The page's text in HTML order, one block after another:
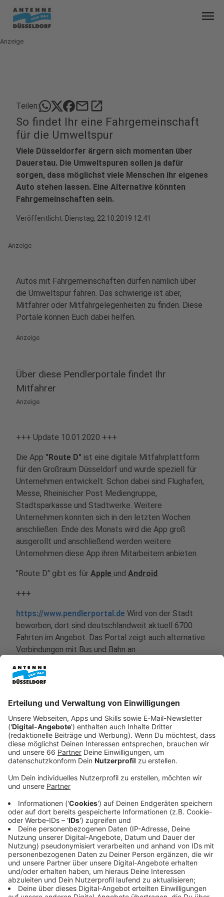
menu
Anzeige
Teilen: mailopen_in_new
So findet Ihr eine Fahrgemeinschaft
für die Umweltspur
Viele Düsseldorfer ärgern sich momentan über
Dauerstau. Die Umweltspuren sollen ja dafür
sorgen, dass möglichst viele Menschen ihr eigenes
Auto stehen lassen. Eine Alternative könnten
Fahrgemeinschaften sein.
Veröffentlicht: Dienstag, 22.10.2019 12:41
Anzeige
Autos mit Fahrgemeinschaften dürfen nämlich über
die Umweltspur fahren. Das schwierige ist aber,
Mitfahrer oder Mitfahrgelegenheiten zu finden. Diese
Portale können Euch dabei helfen.
Anzeige
Über diese Pendlerportale findet Ihr
Mitfahrer
Anzeige
+++ Update 10.01.2020 +++
Die App "Route D" ist eine digitale Mitfahrplattform
für den Großraum Düsseldorf und wurde speziell für
Unternehmen entwickelt. Schon dabei sind Flughafen,
Messe, Rheinischer Post Mediengruppe,
Stadtsparkasse und Stadtwerke. Weitere
Unternehmen konnten sich in den letzten Wochen
anschließen. Ende des Monats wird die App groß
ausgerollt und anschließend werden weitere
Unternehmen diese App ihren Mitarbeitern anbieten.
"Route D" gibt es für Apple und Android.
+++
https://www.pendlerportal.de Wird von der Stadt
beworben, dort sind deutschlandweit aktuell 6700
Fahrten im Angebot. Das Portal zeigt auch alternative
Verbindungen mit Bus und Bahn an.
https://www.adac-mitfahrclub.de
hier sieht man auch direkt den Preis
https://www.twogo.com/deAngebot kommt von
SAP. Eine App verfolgt über eine gewisse Zeit den
Pendlerweg und meldet sich, wenn sie einen
passenden Mitfahrer oder eine Mitfahrgelegenheit
gefunden hat. Dafür müssen natürlich möglichst viele
Pendler die App installieren.
https://www.fahrtfinder.net Durchsucht mehrere
https://www.bessermitfahren.deFunktioniert auch
ohne Registrierung
https://www.mifaz.de Eher für einmalige Fahrten
Anzeige